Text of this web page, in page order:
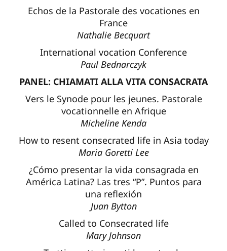
Echos de la Pastorale des vocationes en
France
Nathalie Becquart
International vocation Conference
Paul Bednarczyk
PANEL: CHIAMATI ALLA VITA CONSACRATA
Vers le Synode pour les jeunes. Pastorale
vocationnelle en Afrique
Micheline Kenda
How to resent consecrated life in Asia today
Maria Goretti Lee
¿Cómo presentar la vida consagrada en
América Latina? Las tres “P”. Puntos para
una reflexión
Juan Bytton
Called to Consecrated life
Mary Johnson